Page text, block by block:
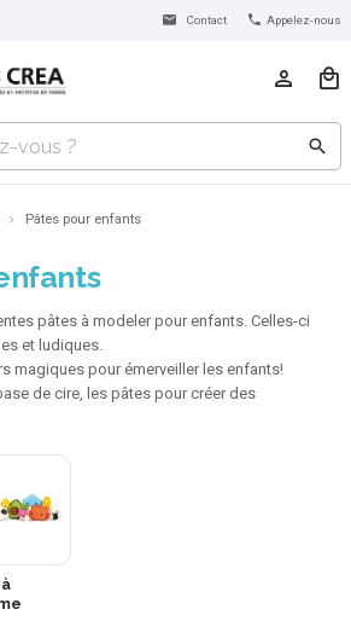
Contact Appelez-nous
Pâtes pour enfants
pâtes à modeler pour enfants. Celles-ci
et ludiques.
magiques pour émerveiller les enfants!
de cire, les pâtes pour créer des